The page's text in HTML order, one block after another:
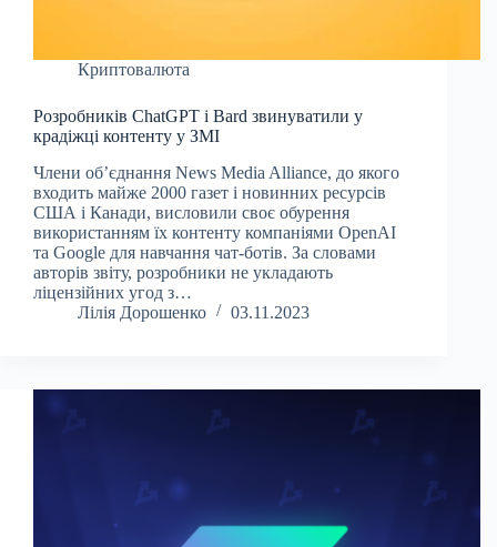
Криптовалюта
Розробників ChatGPT і Bard звинуватили у
крадіжці контенту у ЗМІ
Члени об’єднання News Media Alliance, до якого
входить майже 2000 газет і новинних ресурсів
США і Канади, висловили своє обурення
використанням їх контенту компаніями OpenAI
та Google для навчання чат-ботів. За словами
авторів звіту, розробники не укладають
ліцензійних угод з…
Лілія Дорошенко
03.11.2023